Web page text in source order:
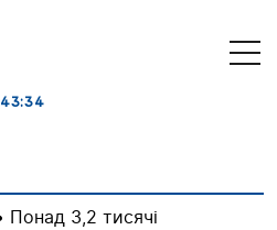
Понад 3,2 тисячі